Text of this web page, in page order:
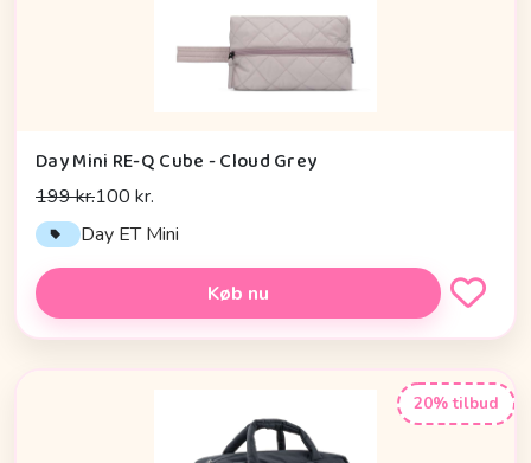
Day Mini RE-Q Cube - Cloud Grey
199 kr.100 kr.
Day ET Mini
Køb nu
20% tilbud